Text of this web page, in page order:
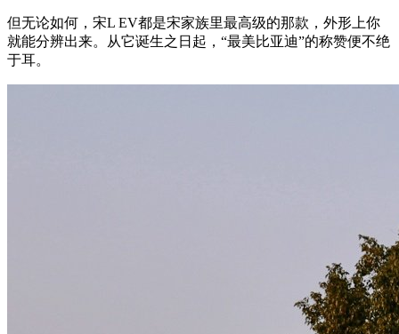
但无论如何，宋L EV都是宋家族里最高级的那款，外形上你
就能分辨出来。从它诞生之日起，“最美比亚迪”的称赞便不绝
于耳。